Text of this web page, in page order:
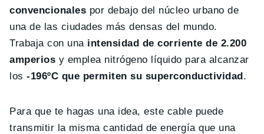
convencionales por debajo del núcleo urbano de
una de las ciudades más densas del mundo.
Trabaja con una intensidad de corriente de 2.200
amperios y emplea nitrógeno líquido para alcanzar
los-196ºC que permiten su superconductividad.
Para que te hagas una idea, este cable puede
transmitir la misma cantidad de energía que una